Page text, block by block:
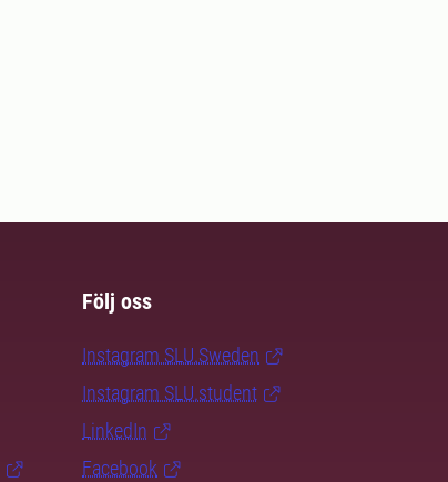
Följ oss
Instagram SLU.Sweden
Instagram SLU.student
LinkedIn
Facebook